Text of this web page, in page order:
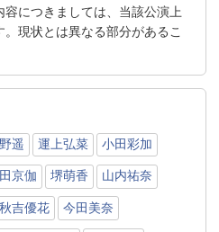
につきましては、当該公演上
現状とは異なる部分があるこ
遥 運上弘菜 小田彩加
京伽 堺萌香 山内祐奈
秋吉優花 今田美奈